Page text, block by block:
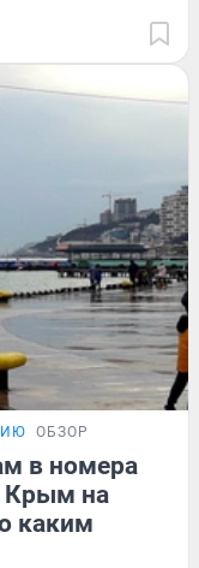
ОБЗОР
в номера
Крым на
каким